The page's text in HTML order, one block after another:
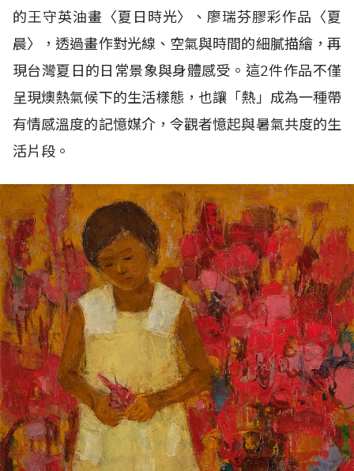
的王守英油畫〈夏日時光〉、廖瑞芬膠彩作品〈夏
晨〉，透過畫作對光線、空氣與時間的細膩描繪，再
現台灣夏日的日常景象與身體感受。這2件作品不僅
呈現燠熱氣候下的生活樣態，也讓「熱」成為一種帶
有情感溫度的記憶媒介，令觀者憶起與暑氣共度的生
活片段。